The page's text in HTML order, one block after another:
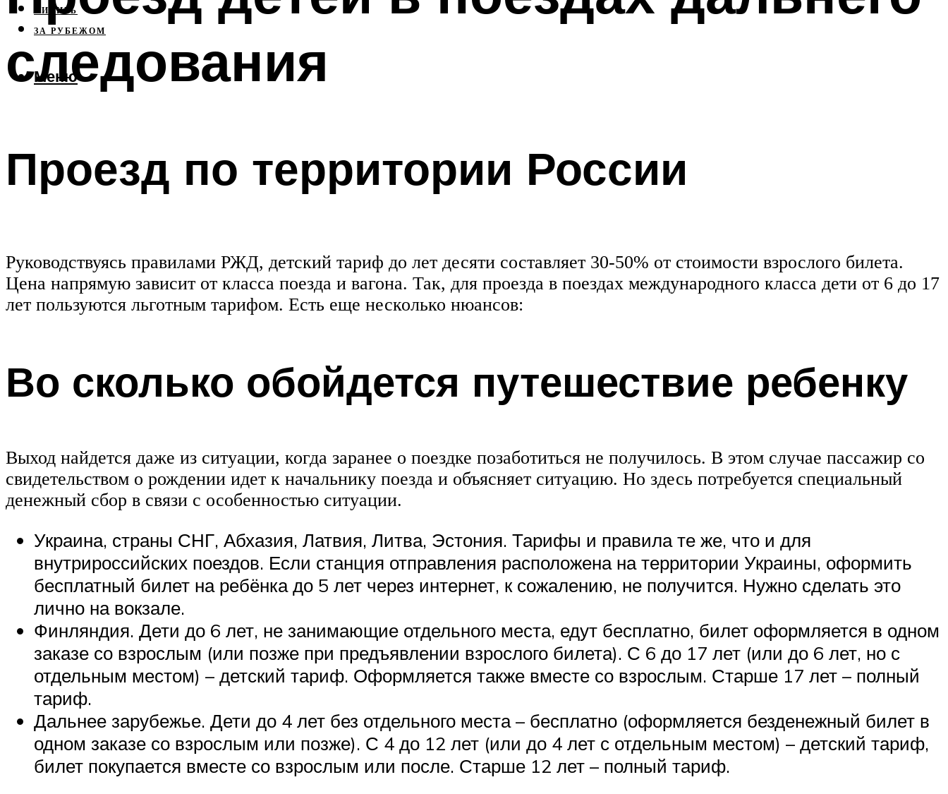
СИБИРЬ
ЗА РУБЕЖОМ
Меню
следования
Проезд по территории России
Руководствуясь правилами РЖД, детский тариф до лет десяти составляет 30-50% от стоимости взрослого билета.
Цена напрямую зависит от класса поезда и вагона. Так, для проезда в поездах международного класса дети от 6 до 17
лет пользуются льготным тарифом. Есть еще несколько нюансов:
Во сколько обойдется путешествие ребенку
Выход найдется даже из ситуации, когда заранее о поездке позаботиться не получилось. В этом случае пассажир со
свидетельством о рождении идет к начальнику поезда и объясняет ситуацию. Но здесь потребуется специальный
денежный сбор в связи с особенностью ситуации.
Украина, страны СНГ, Абхазия, Латвия, Литва, Эстония. Тарифы и правила те же, что и для
внутрироссийских поездов. Если станция отправления расположена на территории Украины, оформить
бесплатный билет на ребёнка до 5 лет через интернет, к сожалению, не получится. Нужно сделать это
лично на вокзале.
Финляндия. Дети до 6 лет, не занимающие отдельного места, едут бесплатно, билет оформляется в одном
заказе со взрослым (или позже при предъявлении взрослого билета). С 6 до 17 лет (или до 6 лет, но с
отдельным местом) – детский тариф. Оформляется также вместе со взрослым. Старше 17 лет – полный
тариф.
Дальнее зарубежье. Дети до 4 лет без отдельного места – бесплатно (оформляется безденежный билет в
одном заказе со взрослым или позже). С 4 до 12 лет (или до 4 лет с отдельным местом) – детский тариф,
билет покупается вместе со взрослым или после. Старше 12 лет – полный тариф.